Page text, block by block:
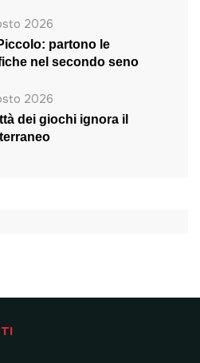
2026
partono le
nel secondo seno
2026
dei giochi ignora il